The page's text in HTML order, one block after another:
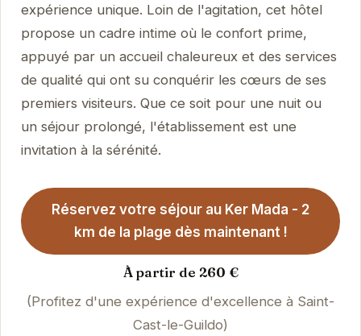
expérience unique. Loin de l'agitation, cet hôtel
propose un cadre intime où le confort prime,
appuyé par un accueil chaleureux et des services
de qualité qui ont su conquérir les cœurs de ses
premiers visiteurs. Que ce soit pour une nuit ou
un séjour prolongé, l'établissement est une
invitation à la sérénité.
Réservez votre séjour au Ker Mada - 2
km de la plage dès maintenant !
À partir de 260 €
(Profitez d'une expérience d'excellence à Saint-
Cast-le-Guildo)